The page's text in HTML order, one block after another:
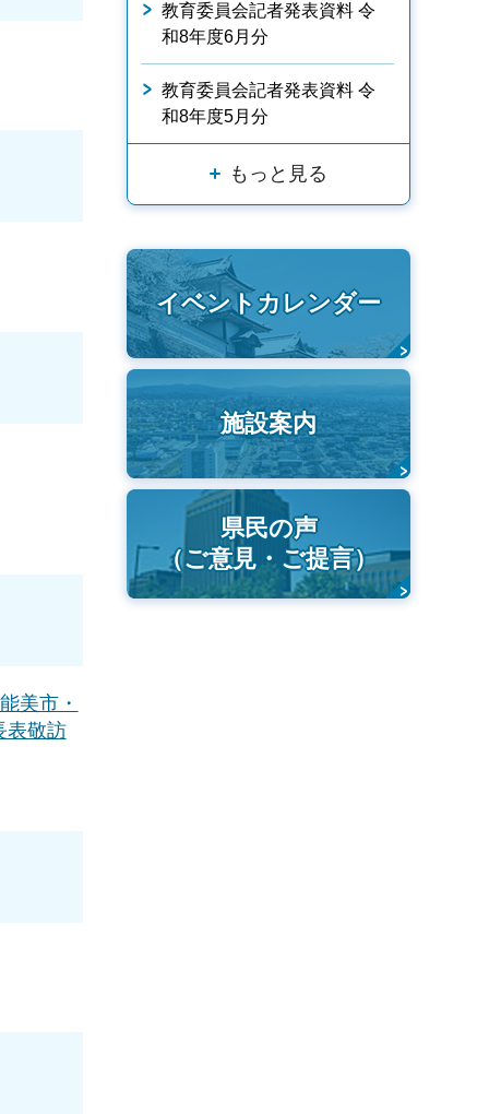
美市・
表敬訪
教育委員会記者発表資料 令
和8年度6月分
教育委員会記者発表資料 令
和8年度5月分
もっと見る
イベントカレンダー
施設案内
県民の声
（ご意見・ご提言）